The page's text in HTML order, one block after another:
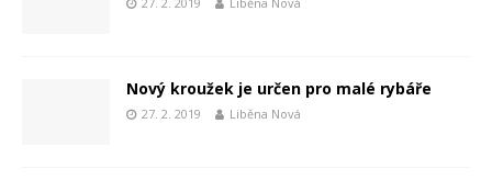
Nový kroužek je určen pro malé rybáře
27. 2. 2019 Liběna Nová